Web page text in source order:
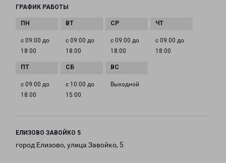
ГРАФИК РАБОТЫ
с 09:00 до
18:00
с 09:00 до
18:00
с 09:00 до
18:00
с 09:00 до
18:00
с 09:00 до
18:00
с 10:00 до
15:00
Выходной
ЕЛИЗОВО ЗАВОЙКО 5
город Елизово, улица Завойко, 5